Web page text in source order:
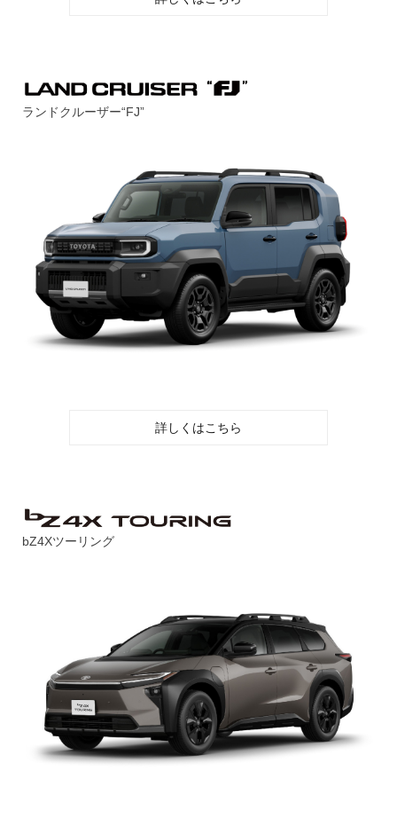
ランドクルーザー“FJ”
詳しくはこちら
bZ4Xツーリング